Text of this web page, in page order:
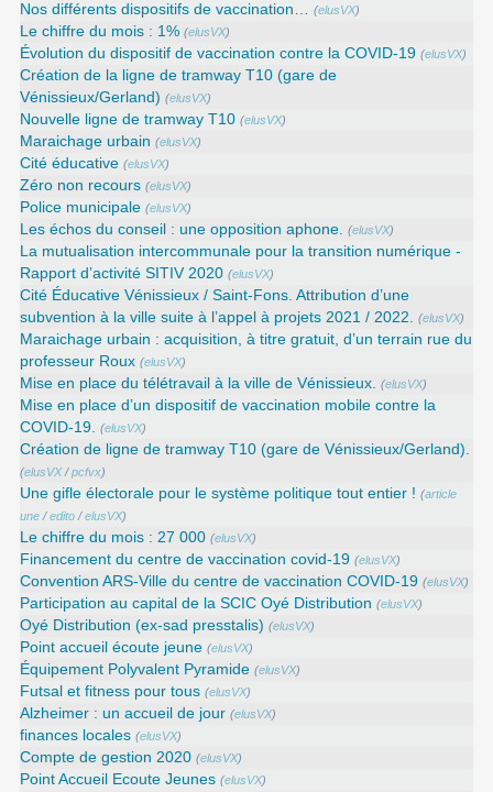
Nos différents dispositifs de vaccination… (elusVX)
Le chiffre du mois : 1% (elusVX)
Évolution du dispositif de vaccination contre la COVID-19 (elusVX)
Création de la ligne de tramway T10 (gare de
Vénissieux/Gerland) (elusVX)
Nouvelle ligne de tramway T10 (elusVX)
Maraichage urbain (elusVX)
Cité éducative (elusVX)
Zéro non recours (elusVX)
Police municipale (elusVX)
Les échos du conseil : une opposition aphone. (elusVX)
La mutualisation intercommunale pour la transition numérique -
Rapport d’activité SITIV 2020 (elusVX)
Cité Éducative Vénissieux / Saint-Fons. Attribution d’une
subvention à la ville suite à l’appel à projets 2021 / 2022. (elusVX)
Maraichage urbain : acquisition, à titre gratuit, d’un terrain rue du
professeur Roux (elusVX)
Mise en place du télétravail à la ville de Vénissieux. (elusVX)
Mise en place d’un dispositif de vaccination mobile contre la
COVID-19. (elusVX)
Création de ligne de tramway T10 (gare de Vénissieux/Gerland).
(elusVX/pcfvx)
Une gifle électorale pour le système politique tout entier ! (article
une /edito /elusVX)
Le chiffre du mois : 27 000 (elusVX)
Financement du centre de vaccination covid-19 (elusVX)
Convention ARS‑Ville du centre de vaccination COVID‑19 (elusVX)
Participation au capital de la SCIC Oyé Distribution (elusVX)
Oyé Distribution (ex-sad presstalis) (elusVX)
Point accueil écoute jeune (elusVX)
Équipement Polyvalent Pyramide (elusVX)
Futsal et fitness pour tous (elusVX)
Alzheimer : un accueil de jour (elusVX)
finances locales (elusVX)
Compte de gestion 2020 (elusVX)
Point Accueil Ecoute Jeunes (elusVX)